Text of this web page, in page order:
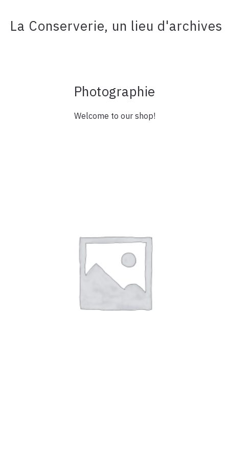
La Conserverie, un lieu d'archives
Photographie
Welcome to our shop!
Charles et Gabrielle
22,50